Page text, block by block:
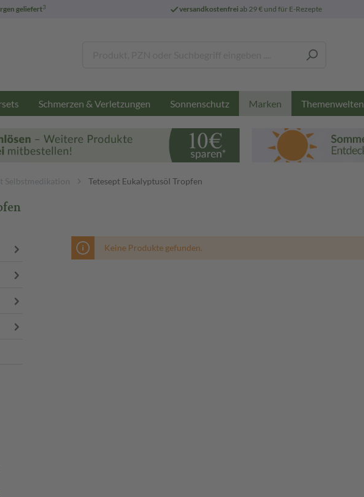
geliefert3 versandkostenfreiab 29 € und für E-Rezepte
Schmerzen & Verletzungen Sonnenschutz Marken Themenwelten
Selbstmedikation Tetesept Eukalyptusöl Tropfen
Keine Produkte gefunden.